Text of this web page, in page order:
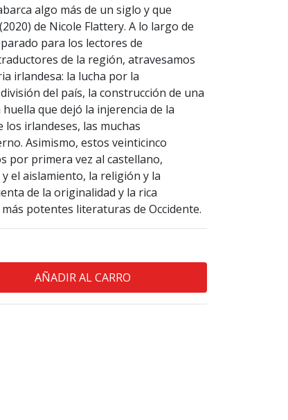
algo más de un siglo y que
de Nicole Flattery. A lo largo de
para los lectores de
de la región, atravesamos
irlandesa: la lucha por la
del país, la construcción de una
que dejó la injerencia de la
los irlandeses, las muchas
Asimismo, estos veinticinco
por primera vez al castellano,
el aislamiento, la religión y la
de la originalidad y la rica
potentes literaturas de Occidente.